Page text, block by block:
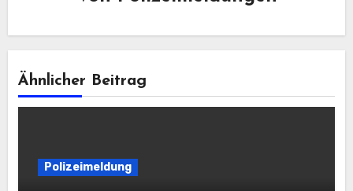
Ähnlicher Beitrag
Polizeimeldung